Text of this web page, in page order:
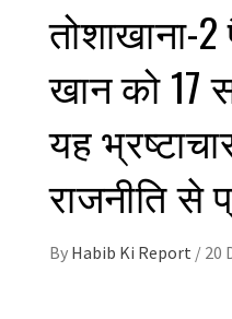
तोशाखाना-
खान को 17
यह
राजनीति से
By Habib Ki Report / 20